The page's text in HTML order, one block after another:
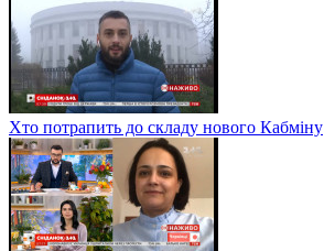
Хто потрапить до складу нового Кабміну